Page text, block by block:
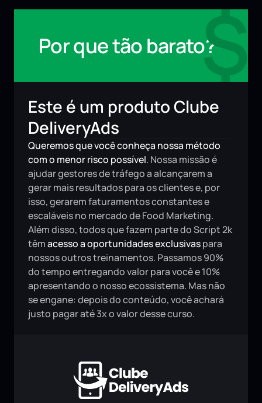
Por que tão barato?
Este é um produto Clube
DeliveryAds
Queremos que você conheça nossa método
com o menor risco possível. Nossa missão é
ajudar gestores de tráfego a alcançarem a
gerar mais resultados para os clientes e, por
isso, gerarem faturamentos constantes e
escaláveis no mercado de Food Marketing.
Além disso, todos que fazem parte do Script 2k
têm acesso a oportunidades exclusivas para
nossos outros treinamentos. Passamos 90%
do tempo entregando valor para você e 10%
apresentando o nosso ecossistema. Mas não
se engane: depois do conteúdo, você achará
justo pagar até 3x o valor desse curso.